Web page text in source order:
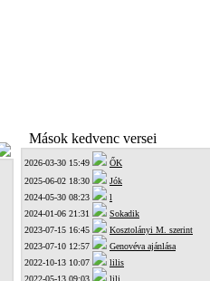
Mások kedvenc versei
2026-03-30 15:49
ŐK
2025-06-02 18:30
Jók
2024-05-30 08:23
l
2024-01-06 21:31
Sokadik
2023-07-15 16:45
Kosztolányi M. szerint
2023-07-10 12:57
Genovéva ajánlása
2022-10-13 10:07
lilis
2022-05-13 09:03
lili